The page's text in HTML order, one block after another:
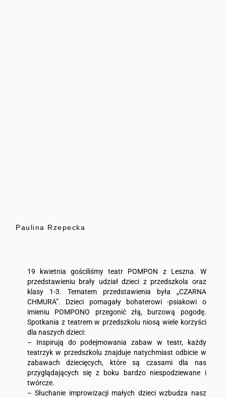
Paulina Rzepecka
19 kwietnia gościliśmy teatr POMPON z Leszna. W
przedstawieniu brały udział dzieci z przedszkola oraz
klasy 1-3. Tematem przedstawienia była „CZARNA
CHMURA”. Dzieci pomagały bohaterowi -psiakowi o
imieniu POMPONO przegonić złą, burzową pogodę.
Spotkania z teatrem w przedszkolu niosą wiele korzyści
dla naszych dzieci:
– Inspirują do podejmowania zabaw w teatr, każdy
teatrzyk w przedszkolu znajduje natychmiast odbicie w
zabawach dziecięcych, które są czasami dla nas
przyglądających się z boku bardzo niespodziewane i
twórcze.
– Słuchanie improwizacji małych dzieci wzbudza nasz